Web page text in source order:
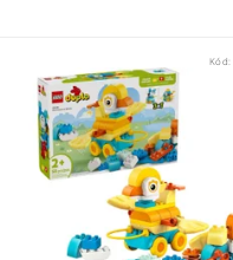
Kód: